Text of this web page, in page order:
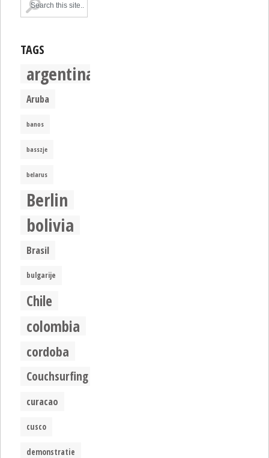
TAGS
argentina
Aruba
banos
basszje
belarus
Berlin
bolivia
Brasil
bulgarije
Chile
colombia
cordoba
Couchsurfing
curacao
cusco
demonstratie